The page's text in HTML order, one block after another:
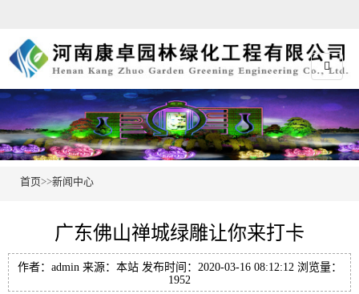
首页>>新闻中心
广东佛山禅城绿雕让你来打卡
作者：admin 来源：本站 发布时间：2020-03-16 08:12:12 浏览量：
1952